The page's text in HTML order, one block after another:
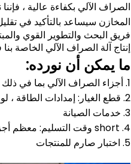
الصراف الآلي بكفاءة عالية ،
المخازن سيساعد بالتأكيد في
فريق البحث والتطوير القوي
إنتاج آلة الصراف الآلي الخاصة
ما يمكن أن نورده:
1. أجزاء الصراف الآلي بما في ذلك NCR ، Wincor ، Diebold ، NMD ، Hyosung ، إلخ.
2. قطع الغيار: إمدادات الطاقة ، لوحة الكمبيوتر ، الطابعة ، قارئ البطاقة ، شاشات الكريستال السائل ، EPP ، كاسيت ، الحزام ، الأسطوانة ، رمح ...
3. خدمات الصيانة
4. short وقت التسليم: معظم أجزاء هي في المخزون
5. اختبار صارم للمنتجات